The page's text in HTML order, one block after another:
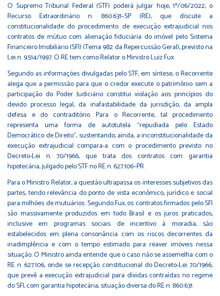
O Supremo Tribunal Federal (STF) poderá julgar hoje, 1º/06/2022, o
Recurso Extraordinário n. 860.631–SP (RE), que discute a
constitucionalidade do procedimento de execução extrajudicial nos
contratos de mútuo com alienação fiduciária do imóvel pelo Sistema
Financeiro Imobiliário (SFI) (Tema 982 da Repercussão Geral), previsto na
Lei n. 9.514/1997. O RE tem como Relator o Ministro Luiz Fux.
Segundo as informações divulgadas pelo STF, em síntese, o Recorrente
alega que a permissão para que o credor execute o patrimônio sem a
participação do Poder Judiciário constitui violação aos princípios do
devido processo legal, da inafastabilidade da jurisdição, da ampla
defesa e do contraditório. Para o Recorrente, tal procedimento
representa uma forma de autotutela “repudiada pelo Estado
Democrático de Direito”, sustentando, ainda, a inconstitucionalidade da
execução extrajudicial compara-a com o procedimento previsto no
Decreto-Lei n. 70/1966, que trata dos contratos com garantia
hipotecária, julgado pelo STF no RE n. 627.106–PR.
Para o Ministro Relator, a questão ultrapassa os interesses subjetivos das
partes, tendo relevância do ponto de vista econômico, jurídico e social
para milhões de mutuários. Segundo Fux, os contratos firmados pelo SFI
são massivamente produzidos em todo Brasil e os juros praticados,
inclusive em programas sociais de incentivo à moradia, são
estabelecidos em plena consonância com os riscos decorrentes da
inadimplência e com o tempo estimado para reaver imóveis nessa
situação. O Ministro ainda entende que o caso não se assemelha com o
RE n. 627.106, onde se recepção constitucional do Decreto-Lei 70/1966,
que prevê a execução extrajudicial para dívidas contraídas no regime
do SFI, com garantia hipotecária, situação diversa do RE n. 860.631.